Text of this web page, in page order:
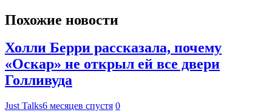
Похожие новости
Холли Берри рассказала, почему
«Оскар» не открыл ей все двери
Голливуда
Just Talks6 месяцев спустя 0